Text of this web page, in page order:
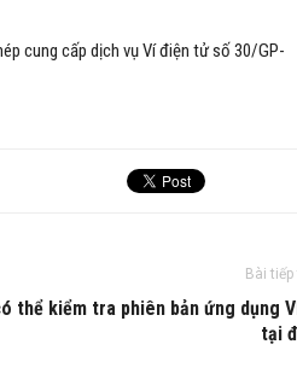
cung cấp dịch vụ Ví điện tử số 30/GP-
Bài
thể kiểm tra phiên bản ứng dụng
tại